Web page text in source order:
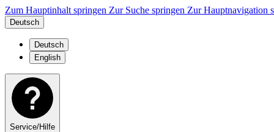
Zum Hauptinhalt springen Zur Suche springen Zur Hauptnavigation
Deutsch
Deutsch
English
Service/Hilfe